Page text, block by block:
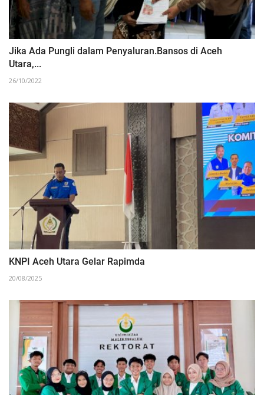
Jika Ada Pungli dalam Penyaluran.Bansos di Aceh
Utara,...
26/10/2022
KNPI Aceh Utara Gelar Rapimda
20/08/2025